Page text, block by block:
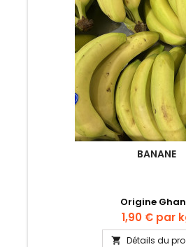
BANANE
Origine
Prix
1,90 € par
 Détails du